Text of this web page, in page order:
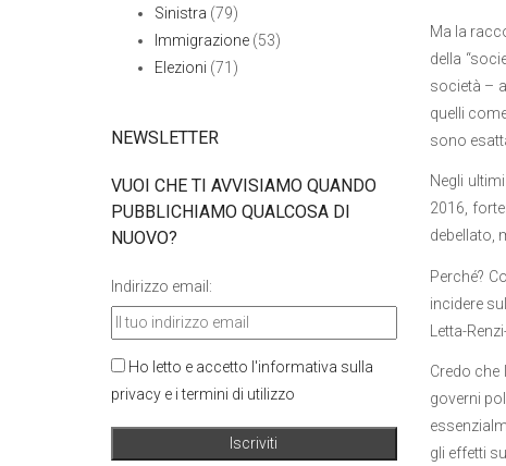
Ma la
della
società –
quelli
sono
Negli
2016,
debellato,
Perché?
incidere
Letta-
Credo
governi
gli effetti
Sinistra (79)
Immigrazione (53)
Elezioni (71)
NEWSLETTER
VUOI CHE TI AVVISIAMO QUANDO
PUBBLICHIAMO QUALCOSA DI
NUOVO?
Indirizzo email:
Ho letto e accetto l'informativa sulla
privacy e i termini di utilizzo